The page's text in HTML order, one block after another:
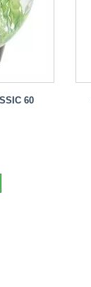
60